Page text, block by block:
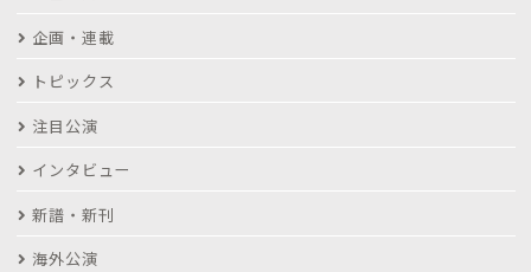
企画・連載
トピックス
注目公演
インタビュー
新譜・新刊
海外公演